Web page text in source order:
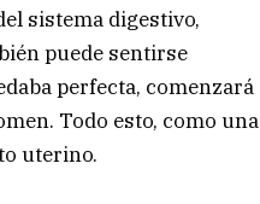
sistema digestivo,
puede sentirse
perfecta, comenzará
Todo esto, como una
uterino.